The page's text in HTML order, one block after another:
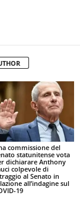
commissione del
statunitense vota
dichiarare Anthony
colpevole di
al Senato in
all’indagine sul
19